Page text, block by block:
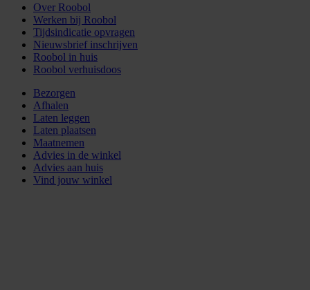
Over Roobol
Werken bij Roobol
Tijdsindicatie opvragen
Nieuwsbrief inschrijven
Roobol in huis
Roobol verhuisdoos
Bezorgen
Afhalen
Laten leggen
Laten plaatsen
Maatnemen
Advies in de winkel
Advies aan huis
Vind jouw winkel